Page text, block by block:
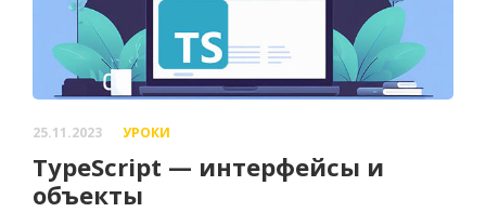
25.11.2023 УРОКИ
TypeScript — интерфейсы и
объекты